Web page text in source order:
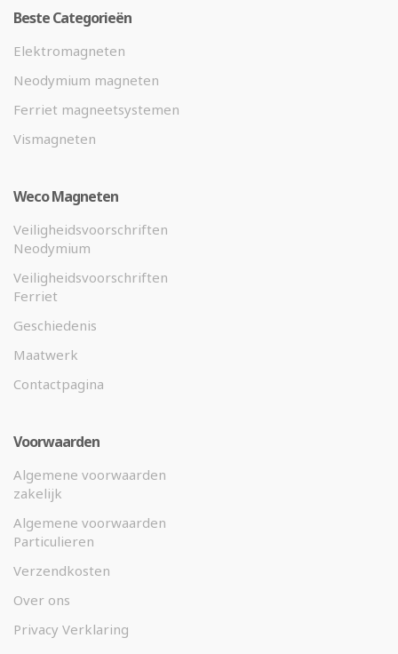
Beste Categorieën
Elektromagneten
Neodymium magneten
Ferriet magneetsystemen
Vismagneten
Weco Magneten
Veiligheidsvoorschriften
Neodymium
Veiligheidsvoorschriften
Ferriet
Geschiedenis
Maatwerk
Contactpagina
Voorwaarden
Algemene voorwaarden
zakelijk
Algemene voorwaarden
Particulieren
Verzendkosten
Over ons
Privacy Verklaring